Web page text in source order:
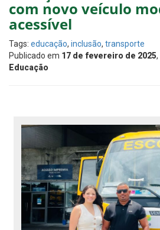
com novo veículo
acessível
Tags: educação, inclusão, transporte
Publicado em 17 de fevereiro de 2025
Educação